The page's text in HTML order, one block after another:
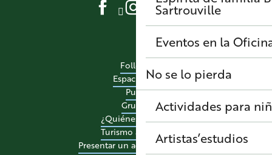
Sartrouville
Eventos en la
No se lo pierda
Actividades para
Artistas’estudios
Folletos
Espacio pro
Pulse
Grupos
¿Quiénes somos?
Turismo accesible
Presentar un acontecimiento